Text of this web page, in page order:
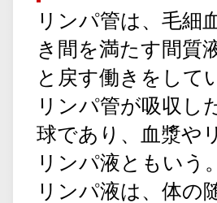
リンパ管は、毛細
き間を満たす間質
と戻す働きをして
リンパ管が吸収し
球であり、血漿や
リンパ液ともいう。
リンパ液は、体の